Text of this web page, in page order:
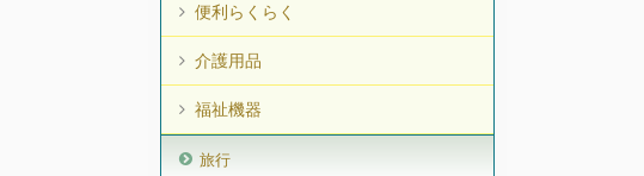
便利らくらく
介護用品
福祉機器
旅行